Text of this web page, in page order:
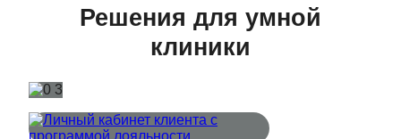
Решения для умной
клиники